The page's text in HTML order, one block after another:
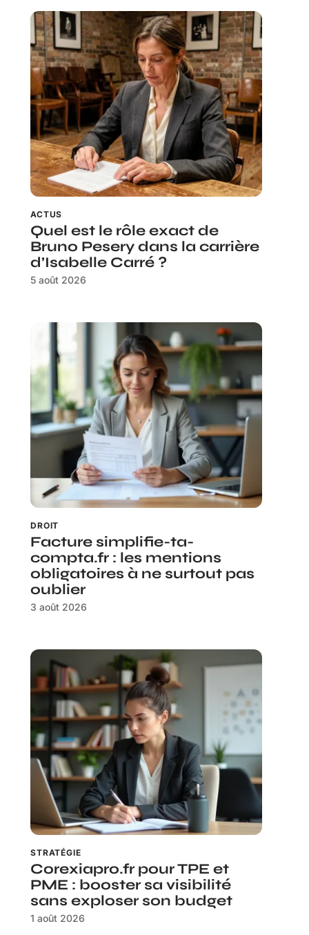
ACTUS
Quel est le rôle exact de
Bruno Pesery dans la carrière
d’Isabelle Carré ?
5 août 2026
DROIT
Facture simplifie-ta-
compta.fr : les mentions
obligatoires à ne surtout pas
oublier
3 août 2026
STRATÉGIE
Corexiapro.fr pour TPE et
PME : booster sa visibilité
sans exploser son budget
1 août 2026